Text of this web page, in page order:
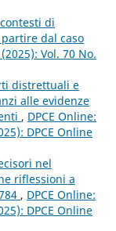
di
dal caso
Vol. 70 No.
distrettuali e
alle evidenze
, DPCE Online:
DPCE Online
nel
riflessioni a
, DPCE Online:
DPCE Online